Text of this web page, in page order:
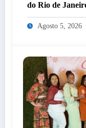
do Rio de
Agosto 5, 2026